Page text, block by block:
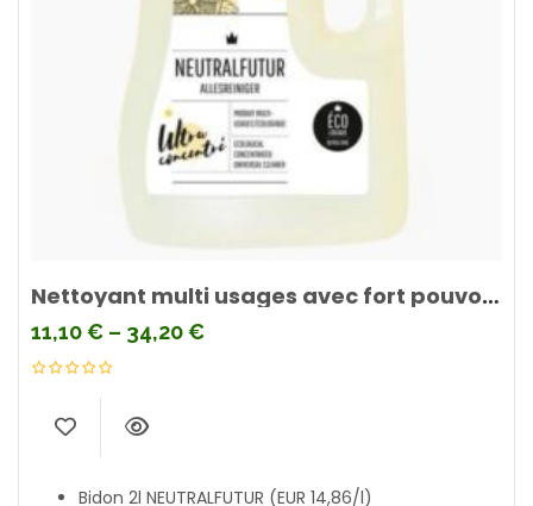
Nettoyant multi usages avec fort pouvoir dégraissant NEUTRALFUTUR
11,10€ – 34,20€
Bidon 2l NEUTRALFUTUR (EUR 14,86/l)